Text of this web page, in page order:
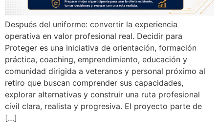
Después del uniforme: convertir la experiencia
operativa en valor profesional real. Decidir para
Proteger es una iniciativa de orientación, formación
práctica, coaching, emprendimiento, educación y
comunidad dirigida a veteranos y personal próximo al
retiro que buscan comprender sus capacidades,
explorar alternativas y construir una ruta profesional
civil clara, realista y progresiva. El proyecto parte de
[…]